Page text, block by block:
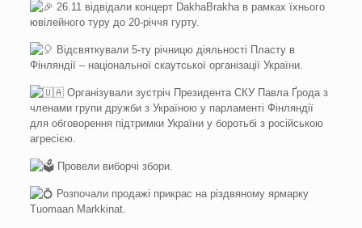
26.11 відвідали концерт DakhaBrakha в рамках їхнього
ювілейного туру до 20-річчя гурту.
Відсвяткували 5-ту річницю діяльності Пласту в
Фінляндії – національної скаутської організації України.
Організували зустріч Президента СКУ Павла Ґрода з
членами групи дружби з Україною у парламенті Фінляндії
для обговорення підтримки України у боротьбі з російською
агресією.
Провели виборчі збори.
Розпочали продажі прикрас на різдвяному ярмарку
Tuomaan Markkinat.